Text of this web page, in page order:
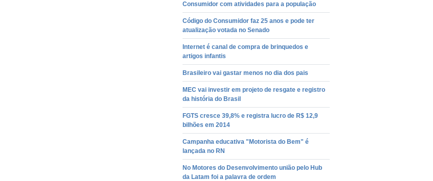
Consumidor com atividades para a população
Código do Consumidor faz 25 anos e pode ter
atualização votada no Senado
Internet é canal de compra de brinquedos e
artigos infantis
Brasileiro vai gastar menos no dia dos pais
MEC vai investir em projeto de resgate e registro
da história do Brasil
FGTS cresce 39,8% e registra lucro de R$ 12,9
bilhões em 2014
Campanha educativa "Motorista do Bem" é
lançada no RN
No Motores do Desenvolvimento união pelo Hub
da Latam foi a palavra de ordem